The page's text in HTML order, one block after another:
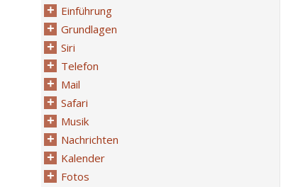
Einführung
Grundlagen
Siri
Telefon
Mail
Safari
Musik
Nachrichten
Kalender
Fotos